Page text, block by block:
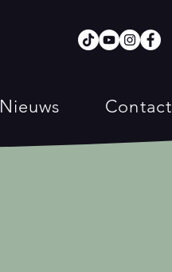
Nieuws Contact